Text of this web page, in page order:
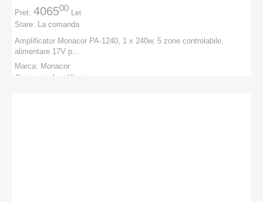
Pret: 406500 Lei
Stare: La comanda
Amplificator Monacor PA-1240 , 1 x 240w, 5 zone controlabile,
alimentare 17V p...
Marca: Monacor
Categorie:
Amplificatoare